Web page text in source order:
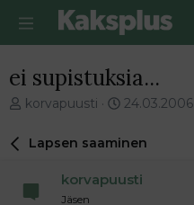
ei supistuksia...
V
e
i
korvapuusti
E
s
m
24.03.2006
Lapsen saaminen
korvapuusti
Jäsen